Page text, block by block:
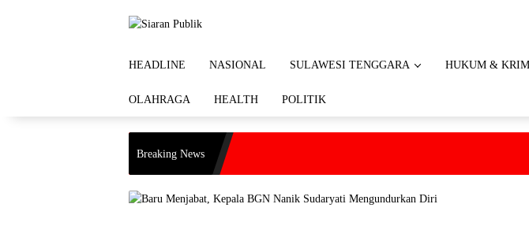
HEADLINE NASIONAL SULAWESI TENGGARA HUKUM &
OLAHRAGA HEALTH POLITIK
Breaking News